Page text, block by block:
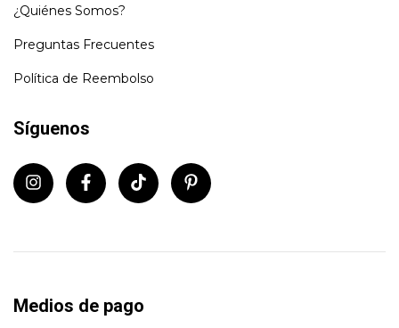
¿Quiénes Somos?
Preguntas Frecuentes
Política de Reembolso
Síguenos
Medios de pago